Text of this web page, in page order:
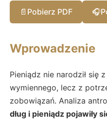
📄 Pobierz PDF 🎧
Wprowadzenie
Pieniądz nie narodził się
wymiennego, lecz z
zobowiązań. Analiza
dług i pieniądz pojawiły